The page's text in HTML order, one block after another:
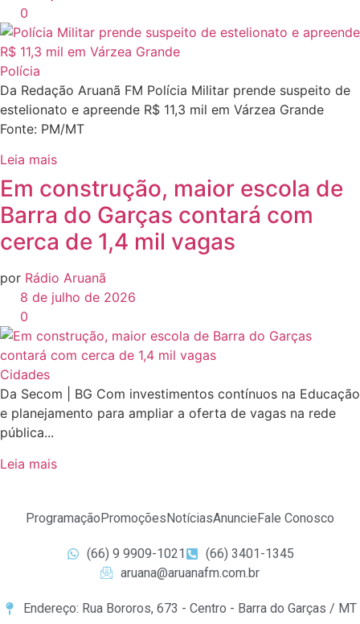
0
Polícia
Da Redação Aruanã FM Polícia Militar prende suspeito de
estelionato e apreende R$ 11,3 mil em Várzea Grande
Fonte: PM/MT
Leia mais
Em construção, maior escola de
Barra do Garças contará com
cerca de 1,4 mil vagas
por Rádio Aruanã
8 de julho de 2026
0
Cidades
Da Secom | BG Com investimentos contínuos na Educação
e planejamento para ampliar a oferta de vagas na rede
pública...
Leia mais
ProgramaçãoPromoçõesNotíciasAnuncieFale Conosco
(66) 9 9909-1021
(66) 3401-1345
aruana@aruanafm.com.br
Endereço: Rua Bororos, 673 - Centro - Barra do Garças / MT